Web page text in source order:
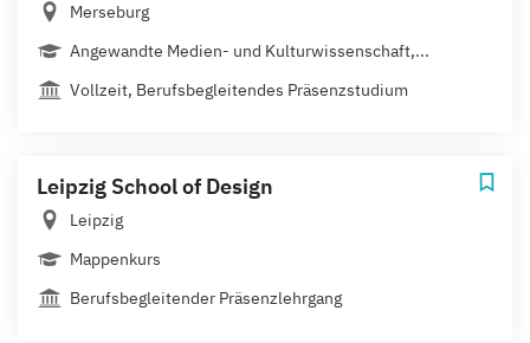
Merseburg
Angewandte Medien- und Kulturwissenschaft,...
Vollzeit, Berufsbegleitendes Präsenzstudium
Leipzig School of Design
Leipzig
Mappenkurs
Berufsbegleitender Präsenzlehrgang